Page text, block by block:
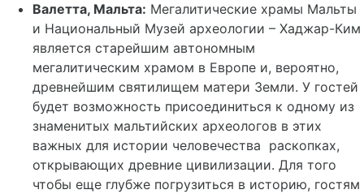
Валетта, Мальта: Мегалитические храмы Мальты
и Национальный Музей археологии – Хаджар-Ким
является старейшим автономным
мегалитическим храмом в Европе и, вероятно,
древнейшим святилищем матери Земли. У гостей
будет возможность присоединиться к одному из
знаменитых мальтийских археологов в этих
важных для истории человечества раскопках,
открывающих древние цивилизации. Для того
чтобы еще глубже погрузиться в историю, гостям